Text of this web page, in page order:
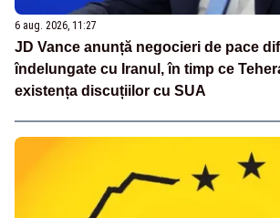
6 aug. 2026, 11:27
JD Vance anunță negocieri de pace
îndelungate cu Iranul, în timp ce
existența discuțiilor cu SUA